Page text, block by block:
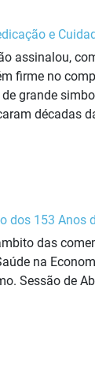
e
assinalou,
firme no
grande
décadas
dos 153 Anos
das
na
Sessão de